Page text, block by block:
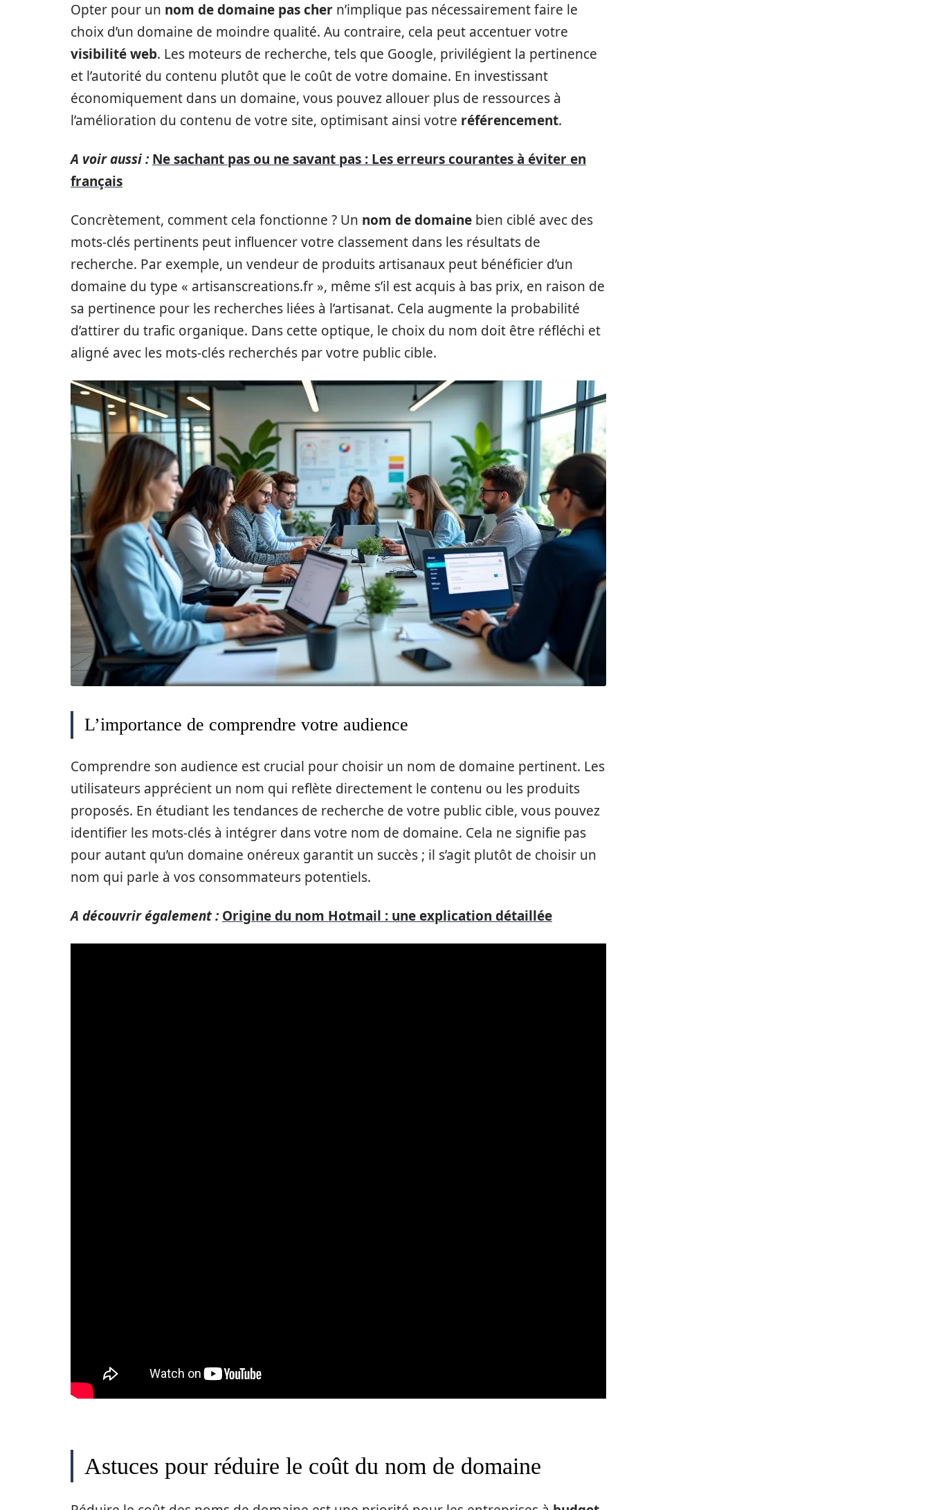
Opter pour un nom de domaine pas cher n’implique pas nécessairement faire le
choix d’un domaine de moindre qualité. Au contraire, cela peut accentuer votre
visibilité web. Les moteurs de recherche, tels que Google, privilégient la pertinence
et l’autorité du contenu plutôt que le coût de votre domaine. En investissant
économiquement dans un domaine, vous pouvez allouer plus de ressources à
l’amélioration du contenu de votre site, optimisant ainsi votre référencement.
A voir aussi : Ne sachant pas ou ne savant pas : Les erreurs courantes à éviter en
français
Concrètement, comment cela fonctionne ? Un nom de domaine bien ciblé avec des
mots-clés pertinents peut influencer votre classement dans les résultats de
recherche. Par exemple, un vendeur de produits artisanaux peut bénéficier d’un
domaine du type « artisanscreations.fr », même s’il est acquis à bas prix, en raison de
sa pertinence pour les recherches liées à l’artisanat. Cela augmente la probabilité
d’attirer du trafic organique. Dans cette optique, le choix du nom doit être réfléchi et
aligné avec les mots-clés recherchés par votre public cible.
L’importance de comprendre votre audience
Comprendre son audience est crucial pour choisir un nom de domaine pertinent. Les
utilisateurs apprécient un nom qui reflète directement le contenu ou les produits
proposés. En étudiant les tendances de recherche de votre public cible, vous pouvez
identifier les mots-clés à intégrer dans votre nom de domaine. Cela ne signifie pas
pour autant qu’un domaine onéreux garantit un succès ; il s’agit plutôt de choisir un
nom qui parle à vos consommateurs potentiels.
A découvrir également : Origine du nom Hotmail : une explication détaillée
Astuces pour réduire le coût du nom de domaine